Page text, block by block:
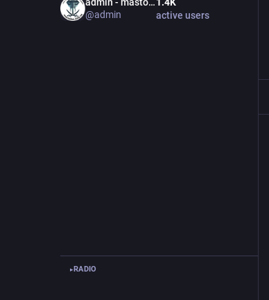
@admin
active users
▸RADIO